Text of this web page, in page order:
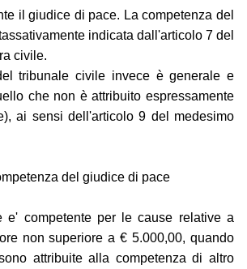
il giudice di pace. La competenza del
indicata dall'articolo 7 del
civile.
tribunale civile invece è generale e
che non è attribuito espressamente
ai sensi dell'articolo 9 del medesimo
del giudice di pace
e' competente per le cause relative a
non superiore a € 5.000,00, quando
attribuite alla competenza di altro